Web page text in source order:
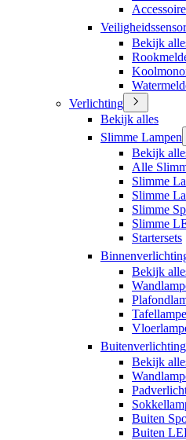
Bekijk
Verlichting
Bekijk alles
Slimme Lampen
Bekijk
Alle
Slimme
Slimme
Slimme
Slimme
Startersets
Bekijk
Buitenverlichting
Bekijk
Buiten
Buiten